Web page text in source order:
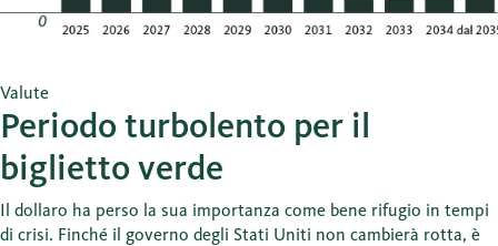
Valute
Periodo turbolento per il
biglietto verde
Il dollaro ha perso la sua importanza come bene rifugio in tempi
di crisi. Finché il governo degli Stati Uniti non cambierà rotta, è